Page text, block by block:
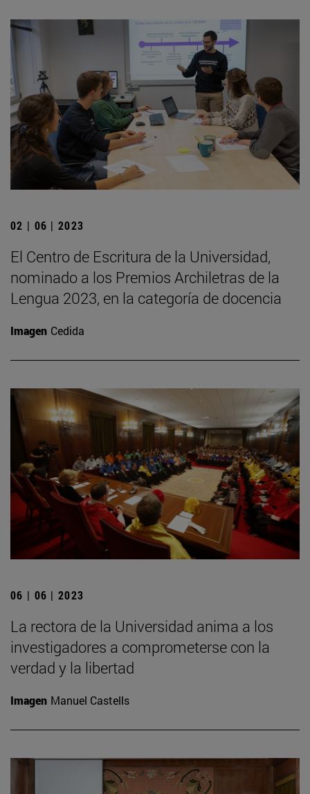
02 | 06 | 2023
El Centro de Escritura de la Universidad,
nominado a los Premios Archiletras de la
Lengua 2023, en la categoría de docencia
Imagen Cedida
06 | 06 | 2023
La rectora de la Universidad anima a los
investigadores a comprometerse con la
verdad y la libertad
Imagen Manuel Castells